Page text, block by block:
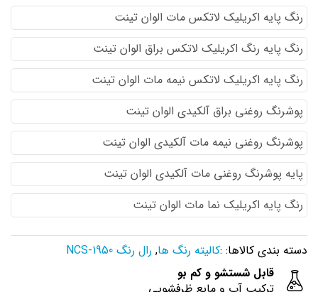
رنگ پایه اكريليك لاتكس مات الوان تینت
رنگ پایه رنگ اكريليك لاتكس براق الوان تینت
رنگ پایه اكريليك لاتكس نيمه مات الوان تینت
پوشرنگ روغنی براق آلکیدی الوان تینت
پوشرنگ روغنی نیمه مات آلکیدی الوان تینت
پایه پوشرنگ روغنی مات آلکیدی الوان تینت
رنگ پایه اکریلیک نما مات الوان تینت
دسته بندی کالاها: :کالیته رنگ ها, رال رنگ NCS-1950
قابل شستشو و کم بو